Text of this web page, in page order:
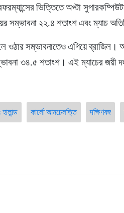
ভিত্তিতে অপ্টা
সম্ভাবনা ২২.৪ শতাংশ এবং ম্যাচ
ওঠার সম্ভাবনাতেও এগিয়ে
৩৪.৫ শতাংশ। এই ম্যাচের জয়ী
কার্লো আনচেলত্তি দক্ষিণবঙ্গ